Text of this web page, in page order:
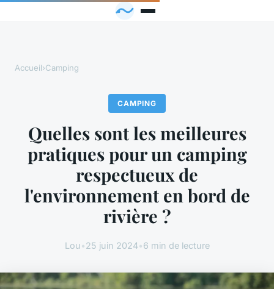
Accueil›Camping
CAMPING
Quelles sont les meilleures
pratiques pour un camping
respectueux de
l'environnement en bord de
rivière ?
Lou•25 juin 2024•6 min de lecture